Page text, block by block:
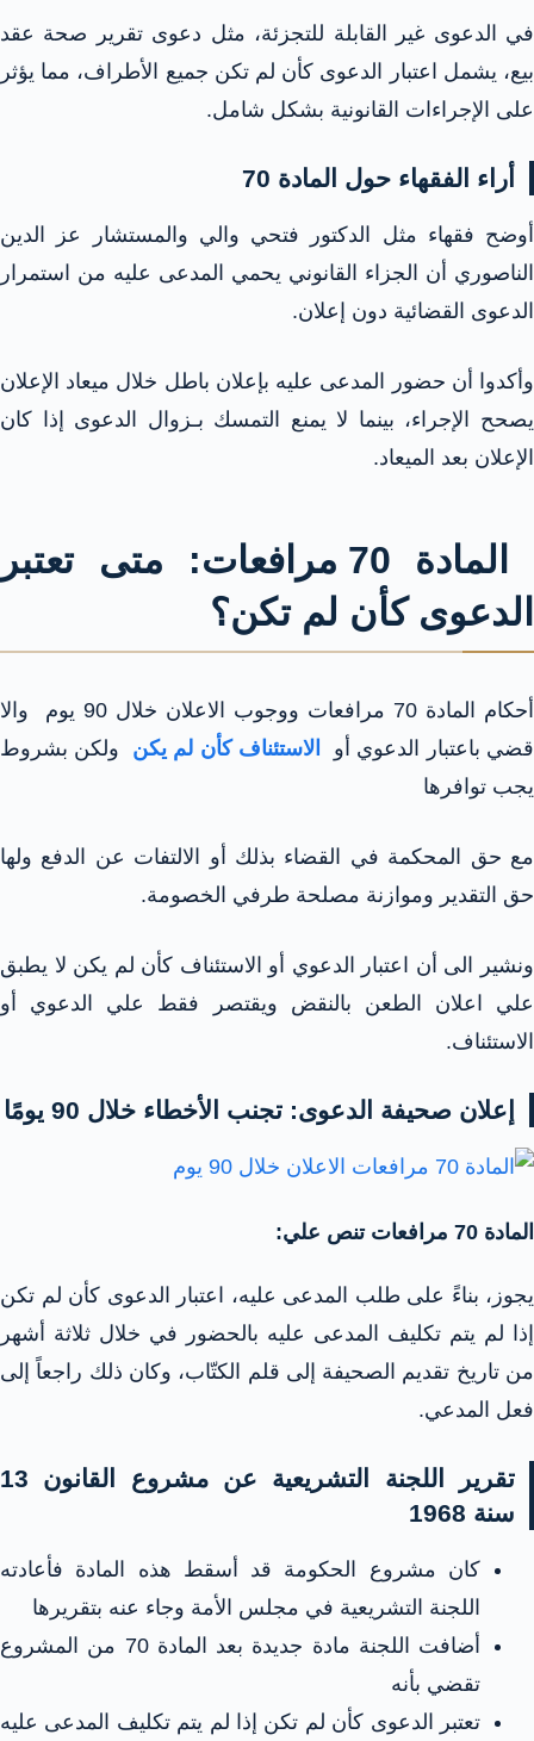
في الدعوى غير القابلة للتجزئة، مثل دعوى تقرير صحة عقد
بيع، يشمل اعتبار الدعوى كأن لم تكن جميع الأطراف، مما يؤثر
على الإجراءات القانونية بشكل شامل.
أراء الفقهاء حول المادة 70
أوضح فقهاء مثل الدكتور فتحي والي والمستشار عز الدين
الناصوري أن الجزاء القانوني يحمي المدعى عليه من استمرار
الدعوى القضائية دون إعلان.
وأكدوا أن حضور المدعى عليه بإعلان باطل خلال ميعاد الإعلان
يصحح الإجراء، بينما لا يمنع التمسك بـزوال الدعوى إذا كان
الإعلان بعد الميعاد.
المادة 70 مرافعات: متى تعتبر
الدعوى كأن لم تكن؟
أحكام المادة 70 مرافعات ووجوب الاعلان خلال 90 يوم والا
قضي باعتبار الدعوي أو
الاستئناف كأن لم يكن
ولكن بشروط
يجب توافرها
مع حق المحكمة في القضاء بذلك أو الالتفات عن الدفع ولها
حق التقدير وموازنة مصلحة طرفي الخصومة.
ونشير الى أن اعتبار الدعوي أو الاستئناف كأن لم يكن لا يطبق
علي اعلان الطعن بالنقض ويقتصر فقط علي الدعوي أو
الاستئناف.
إعلان صحيفة الدعوى: تجنب الأخطاء خلال 90 يومًا
المادة 70 مرافعات تنص علي:
يجوز، بناءً على طلب المدعى عليه، اعتبار الدعوى كأن لم تكن
إذا لم يتم تكليف المدعى عليه بالحضور في خلال ثلاثة أشهر
من تاريخ تقديم الصحيفة إلى قلم الكتّاب، وكان ذلك راجعاً إلى
فعل المدعي.
تقرير اللجنة التشريعية عن مشروع القانون 13
سنة 1968
كان مشروع الحكومة قد أسقط هذه المادة فأعادته
اللجنة التشريعية في مجلس الأمة وجاء عنه بتقريرها
أضافت اللجنة مادة جديدة بعد المادة 70 من المشروع
تقضي بأنه
تعتبر الدعوى كأن لم تكن إذا لم يتم تكليف المدعى عليه